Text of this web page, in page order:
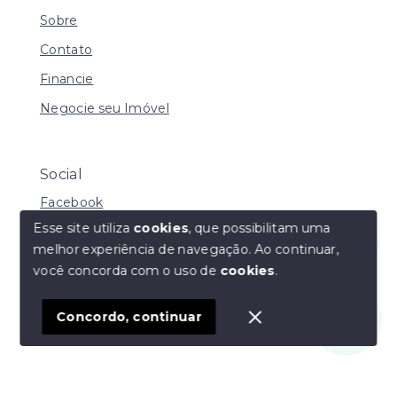
Olá! Estamos disponíveis para te ajudar.
Sobre
Contato
Financie
Negocie seu Imóvel
Social
Facebook
© Copyright 2026 - Daniela de Carvalho Caffer - Todos
SITE PARA IMOBILIARIA
Esse site utiliza cookies, que possibilitam uma
melhor experiência de navegação.Ao continuar,
você concorda com o uso de cookies.
Concordo, continuar